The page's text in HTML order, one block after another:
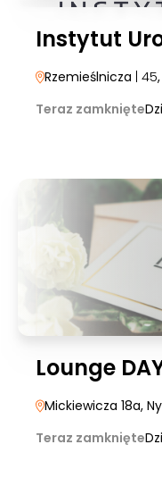
Instytut
Rzemieślnicza | 45
Teraz zamknięte
Lounge
Mickiewicza 18a,
Teraz zamknięte